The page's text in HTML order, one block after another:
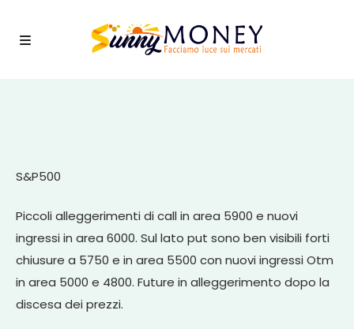
S&P500
Piccoli alleggerimenti di call in area 5900 e nuovi
ingressi in area 6000. Sul lato put sono ben visibili forti
chiusure a 5750 e in area 5500 con nuovi ingressi Otm
in area 5000 e 4800. Future in alleggerimento dopo la
discesa dei prezzi.